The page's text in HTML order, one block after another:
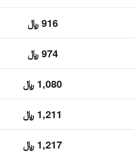
916 ﷼
974 ﷼
1,080 ﷼
1,211 ﷼
1,217 ﷼